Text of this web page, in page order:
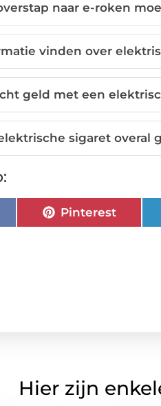
naar e-roken
vinden over
geld met een
sigaret overal
Pinterest
Hier zijn